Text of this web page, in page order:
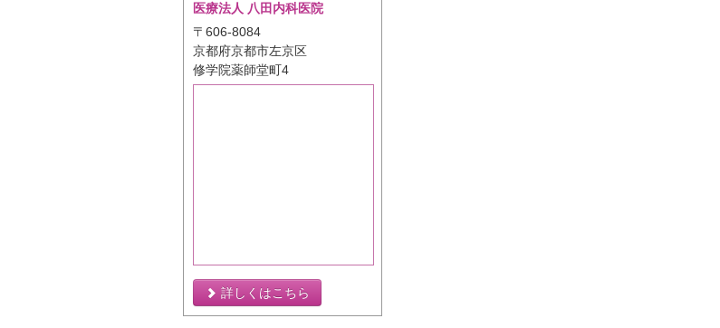
医療法人 八田内科医院
〒606-8084
京都府京都市左京区
修学院薬師堂町4
詳しくはこちら